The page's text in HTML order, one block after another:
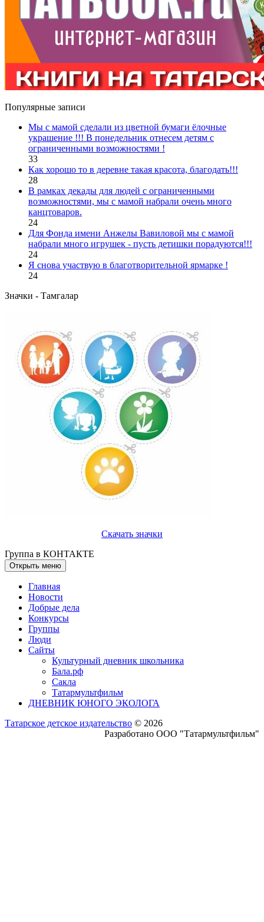
Популярные записи
Мы с мамой сделали из цветной бумаги ёлочные
украшение !!! В понедельник отнесем детям с
ограниченными возможностями !
33
Как хорошо то в деревне такая красота, благодать!!!
28
В рамках декады для людей с ограниченными
возможностями, мы с мамой набрали очень много
канцтоваров.
24
Для Фонда имени Анжелы Вавиловой мы с мамой
набрали много игрушек - пусть детишки порадуются!!!
24
Я снова участвую в благотворительной ярмарке !
24
Значки - Тамгалар
Скачать значки
Группа в КОНТАКТЕ
Открыть меню
Главная
Новости
Добрые дела
Конкурсы
Группы
Люди
Сайты
Культурный дневник школьника
Бала.рф
Сакла
Татармультфильм
ДНЕВНИК ЮНОГО ЭКОЛОГА
Татарское детское издательство © 2026
Разработано ООО "Татармультфильм"